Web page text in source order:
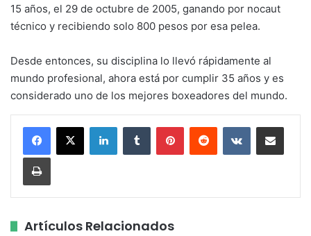
15 años, el 29 de octubre de 2005, ganando por nocaut
técnico y recibiendo solo 800 pesos por esa pelea.
Desde entonces, su disciplina lo llevó rápidamente al
mundo profesional, ahora está por cumplir 35 años y es
considerado uno de los mejores boxeadores del mundo.
LinkedInTumblr PinterestReddit VKontakteShare via Email
Print
Artículos Relacionados